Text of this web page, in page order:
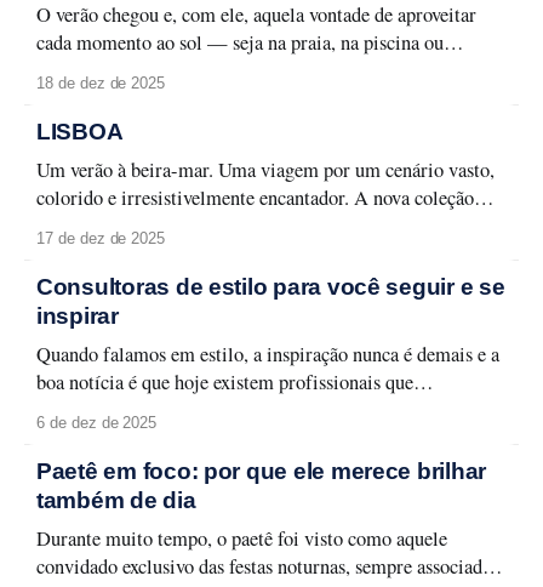
O verão chegou e, com ele, aquela vontade de aproveitar
cada momento ao sol — seja na praia, na piscina ou
naquele passeio ao ar livre. Para curtir a temporada sem
impecável, é fundamental ter um nécessaire preparado.
18 de dez de 2025
LISBOA
Um verão à beira-mar. Uma viagem por um cenário vasto,
colorido e irresistivelmente encantador. A nova coleção
Lisboa celebra a capital lusitana em toda a sua forma leve e
contam histórias memoráveis. Lisboa se revela em detalhes
que traduzem seu espírito urbano
17 de dez de 2025
Consultoras de estilo para você seguir e se
inspirar
Quando falamos em estilo, a inspiração nunca é demais e a
boa notícia é que hoje existem profissionais que
transformam moda em aprendizado, aplicabilidade e
merecem atenção e que podem transformar a forma como
você olha para o seu guarda-roupa, sua rotina
6 de dez de 2025
Paetê em foco: por que ele merece brilhar
também de dia
Durante muito tempo, o paetê foi visto como aquele
convidado exclusivo das festas noturnas, sempre associado a